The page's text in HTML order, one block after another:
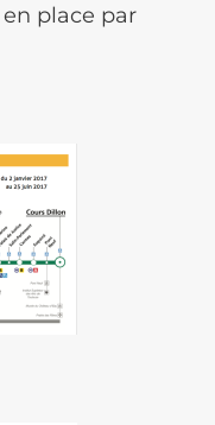
place par